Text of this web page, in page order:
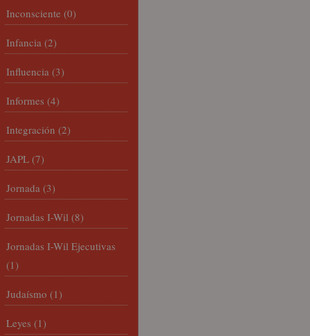
Inconsciente (0)
Infancia (2)
Influencia (3)
Informes (4)
Integración (2)
JAPL (7)
Jornada (3)
Jornadas I-Wil (8)
Jornadas I-Wil Ejecutivas
(1)
Judaísmo (1)
Leyes (1)